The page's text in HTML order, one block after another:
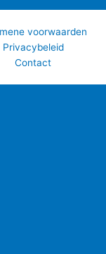
voorwaarden
Privacybeleid
Contact